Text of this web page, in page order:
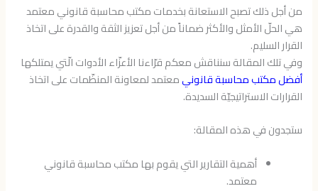
من أجل ذلك تصبح الاستعانة بخدمات مكتب محاسبة قانوني معتمد
هي الحلّ الأمثل والأكثر ضماناً من أجل تعزيز الثقة والقدرة على اتخاذ
القرار السليم.
وفي تلك المقالة سنناقش معكم قرّاءنا الأعزّاء الأدوات الّتي يمتلكها
أفضل مكتب محاسبة قانونيمعتمد لمعاونة المنظّمات على اتخاذ
القرارات الاستراتيجيّة السديدة.
ستجدون في هذه المقالة:
أهمية التقارير التي يقوم بها مكتب محاسبة قانوني
معتمد.